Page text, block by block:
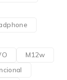
M12w